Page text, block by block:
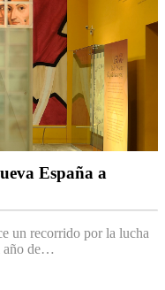
España a
un recorrido por la lucha
año de…